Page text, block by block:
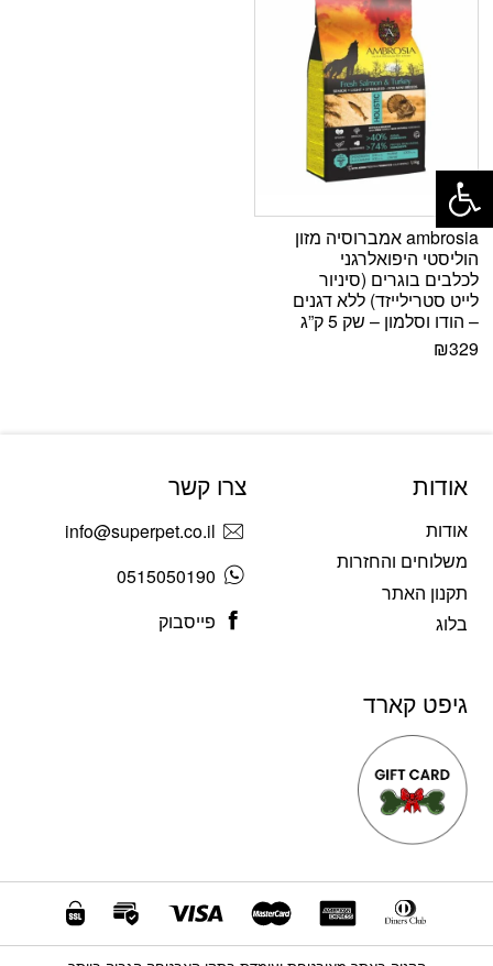
ambrosia אמברוסיה מזון
הוליסטי היפואלרגני
לכלבים בוגרים (סיניור
לייט סטרילייזד) ללא דגנים
– הודו וסלמון – שק 5 ק”ג
₪329
אודות
אודות
משלוחים והחזרות
תקנון האתר
בלוג
צרו קשר
info@superpet.co.il
0515050190
פייסבוק
גיפט קארד
פתח סרגל נגישות